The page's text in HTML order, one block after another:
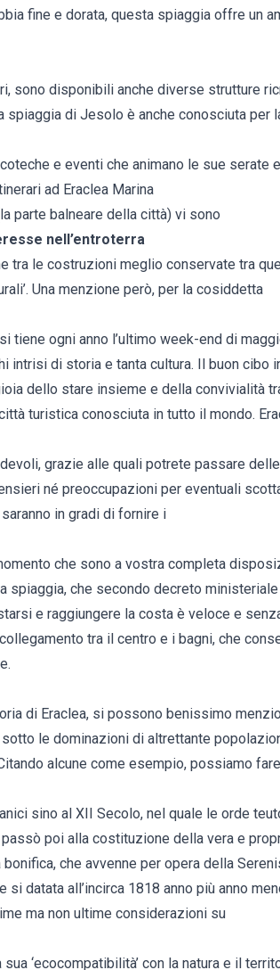
fine e dorata, questa spiaggia offre un
sono disponibili anche diverse strutture
spiaggia di Jesolo è anche conosciuta per
e eventi che animano le sue serate
ad Eraclea Marina
parte balneare della città) vi sono
nell’entroterra
tra le costruzioni meglio conservate tra
Una menzione però, per la cosiddetta
tiene ogni anno l’ultimo week-end di
intrisi di storia e tanta cultura. Il buon cibo
dello stare insieme e della convivialità
turistica conosciuta in tutto il mondo.
grazie alle quali potrete passare
né preoccupazioni per eventuali
in gradi di fornire i
che sono a vostra completa
spiaggia, che secondo decreto
e raggiungere la costa è veloce e
tra il centro e i bagni, che
di Eraclea, si possono benissimo
le dominazioni di altrettante
alcune come esempio, possiamo
sino al XII Secolo, nel quale le orde
poi alla costituzione della vera e
che avvenne per opera della
si datata all’incirca 1818 anno più anno
ma non ultime considerazioni su
‘ecocompatibilità’ con la natura e il